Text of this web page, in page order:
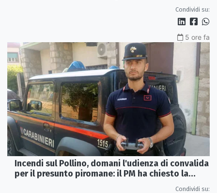
Condividi su:
5 ore fa
Incendi sul Pollino, domani l'udienza di convalida
per il presunto piromane: il PM ha chiesto la
Condividi su: